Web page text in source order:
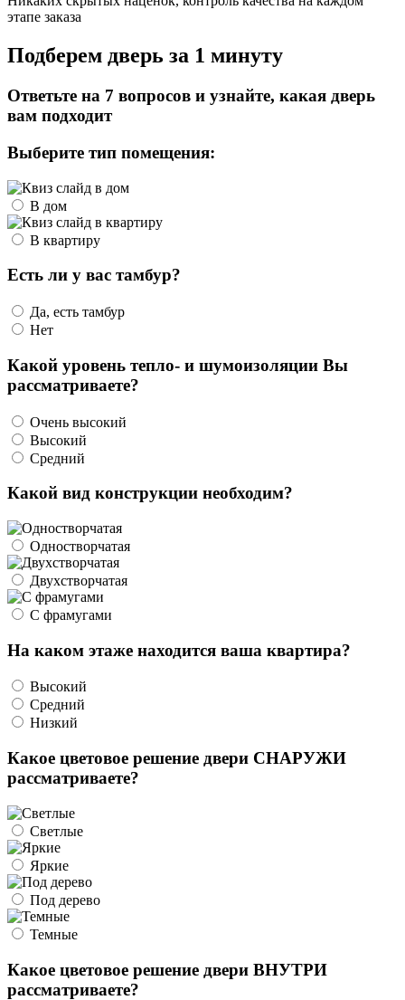
этапе заказа
Подберем дверь за 1 минуту
Ответьте на 7 вопросов и узнайте, какая дверь
вам подходит
Выберите тип помещения:
В дом
В квартиру
Есть ли у вас тамбур?
Да, есть тамбур
Нет
Какой уровень тепло- и шумоизоляции Вы
рассматриваете?
Очень высокий
Высокий
Средний
Какой вид конструкции необходим?
Одностворчатая
Двухстворчатая
С фрамугами
На каком этаже находится ваша квартира?
Высокий
Средний
Низкий
Какое цветовое решение двери СНАРУЖИ
рассматриваете?
Светлые
Яркие
Под дерево
Темные
Какое цветовое решение двери ВНУТРИ
рассматриваете?